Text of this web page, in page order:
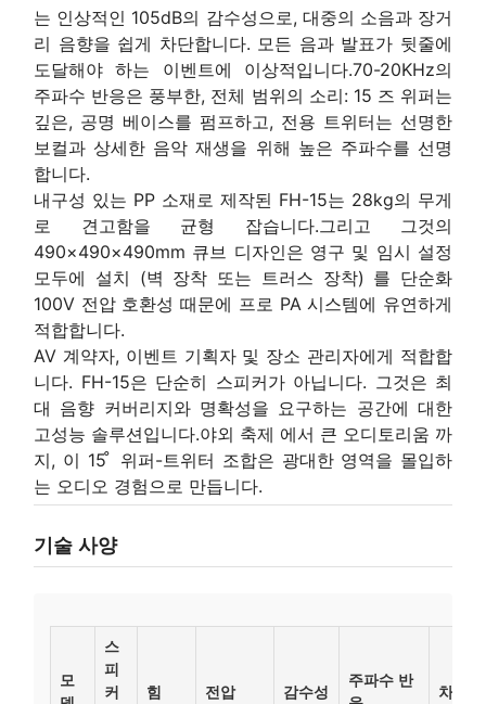
는 인상적인 105dB의 감수성으로, 대중의 소음과 장거
리 음향을 쉽게 차단합니다. 모든 음과 발표가 뒷줄에
도달해야 하는 이벤트에 이상적입니다.70-20KHz의
주파수 반응은 풍부한, 전체 범위의 소리: 15 즈 위퍼는
깊은, 공명 베이스를 펌프하고, 전용 트위터는 선명한
보컬과 상세한 음악 재생을 위해 높은 주파수를 선명
합니다.
내구성 있는 PP 소재로 제작된 FH-15는 28kg의 무게
로 견고함을 균형 잡습니다.그리고 그것의
490×490×490mm 큐브 디자인은 영구 및 임시 설정
모두에 설치 (벽 장착 또는 트러스 장착) 를 단순화
100V 전압 호환성 때문에 프로 PA 시스템에 유연하게
적합합니다.
AV 계약자, 이벤트 기획자 및 장소 관리자에게 적합합
니다. FH-15은 단순히 스피커가 아닙니다. 그것은 최
대 음향 커버리지와 명확성을 요구하는 공간에 대한
고성능 솔루션입니다.야외 축제 에서 큰 오디토리움 까
지, 이 15 ̊ 위퍼-트위터 조합은 광대한 영역을 몰입하
는 오디오 경험으로 만듭니다.
기술 사양
모
스
피
커
힘 전압 감수성
주파수 반
차원